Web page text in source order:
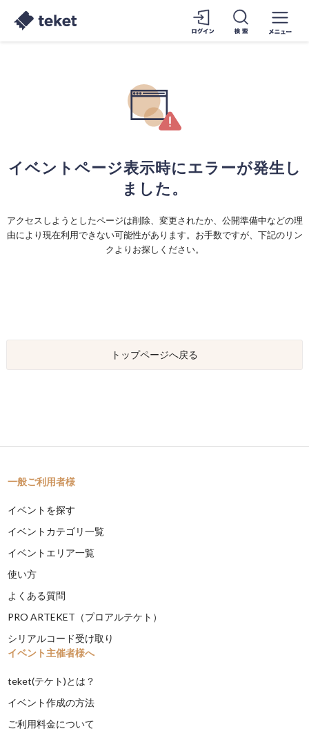
イベントページ表示時にエラーが発生し
ました。
アクセスしようとしたページは削除、変更されたか、公開準備中などの理
由により現在利用できない可能性があります。お手数ですが、下記のリン
クよりお探しください。
トップページへ戻る
一般ご利用者様
イベントを探す
イベントカテゴリ一覧
イベントエリア一覧
使い方
よくある質問
PRO ARTEKET（プロアルテケト）
シリアルコード受け取り
イベント主催者様へ
teket(テケト)とは？
イベント作成の方法
ご利用料金について